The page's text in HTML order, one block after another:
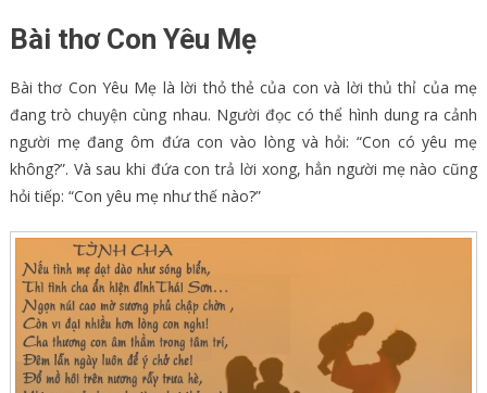
Bài thơ Con Yêu Mẹ
Bài thơ Con Yêu Mẹ là lời thỏ thẻ của con và lời thủ thỉ của mẹ
đang trò chuyện cùng nhau. Người đọc có thể hình dung ra cảnh
người mẹ đang ôm đứa con vào lòng và hỏi: “Con có yêu mẹ
không?”. Và sau khi đứa con trả lời xong, hẳn người mẹ nào cũng
hỏi tiếp: “Con yêu mẹ như thế nào?”